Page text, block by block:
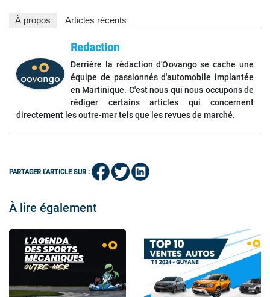
À propos Articles récents
Redaction
Derrière la rédaction d'Oovango se cache une
équipe de passionnés d'automobile implantée
en Martinique. C'est nous qui nous occupons de
rédiger certains articles qui concernent
directement les outre-mer tels que les revues de marché.
PARTAGER L'ARTICLE SUR :
À lire également